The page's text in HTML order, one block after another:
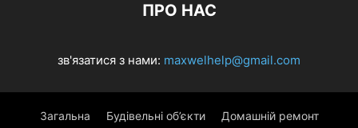
ПРО НАС
зв'язатися з нами: maxwelhelp@gmail.com
Загальна Будівельні об’єкти Домашній ремонт